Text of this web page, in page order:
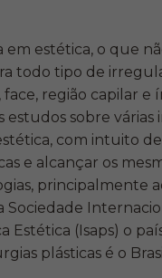
em estética, o que
todo tipo de
região capilar e
estudos sobre várias
com intuito
e alcançar os
principalmente
Sociedade
Estética (Isaps) o
plásticas é o